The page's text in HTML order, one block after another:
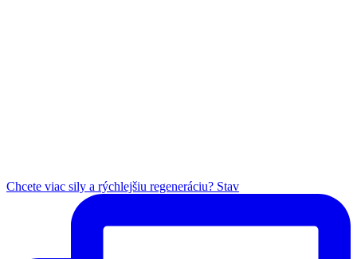
Chcete viac sily a rýchlejšiu regeneráciu? Stav